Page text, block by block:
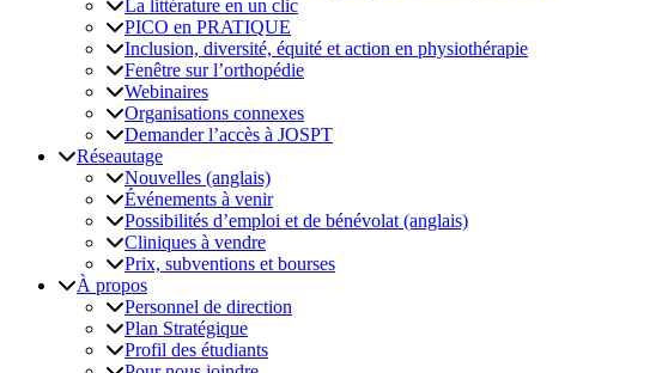
La littérature en un clic
PICO en PRATIQUE
Inclusion, diversité, équité et action en physiothérapie
Fenêtre sur l’orthopédie
Webinaires
Organisations connexes
Demander l’accès à JOSPT
Réseautage
Nouvelles (anglais)
Événements à venir
Possibilités d’emploi et de bénévolat (anglais)
Cliniques à vendre
Prix, subventions et bourses
À propos
Personnel de direction
Plan Stratégique
Profil des étudiants